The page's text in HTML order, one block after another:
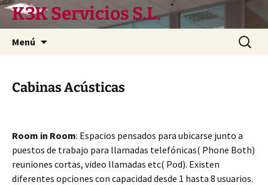
Saltar
contenido
K3K Servicios S.L.
Menú Buscar:
Cabinas Acústicas
Room in Room: Espacios pensados para ubicarse junto a
puestos de trabajo para llamadas telefónicas( Phone Both)
reuniones cortas, video llamadas etc( Pod). Existen
diferentes opciones con capacidad desde 1 hasta 8 usuarios.